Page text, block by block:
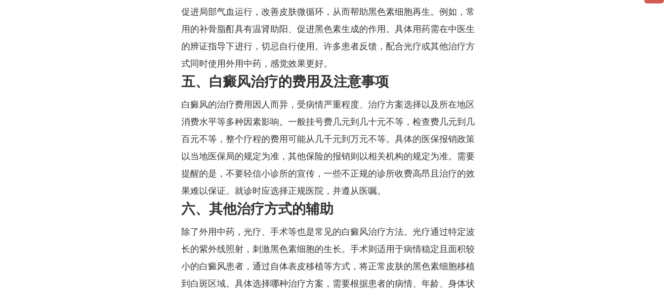
促进局部气血运行，改善皮肤微循环，从而帮助黑色素细胞再生。例如，常
用的补骨脂酊具有温肾助阳、促进黑色素生成的作用。具体用药需在中医生
的辨证指导下进行，切忌自行使用。许多患者反馈，配合光疗或其他治疗方
式同时使用外用中药，感觉效果更好。
五、白癜风治疗的费用及注意事项
白癜风的治疗费用因人而异，受病情严重程度、治疗方案选择以及所在地区
消费水平等多种因素影响。一般挂号费几元到几十元不等，检查费几元到几
百元不等，整个疗程的费用可能从几千元到万元不等。具体的医保报销政策
以当地医保局的规定为准，其他保险的报销则以相关机构的规定为准。需要
提醒的是，不要轻信小诊所的宣传，一些不正规的诊所收费高昂且治疗的效
果难以保证。就诊时应选择正规医院，并遵从医嘱。
六、其他治疗方式的辅助
除了外用中药，光疗、手术等也是常见的白癜风治疗方法。光疗通过特定波
长的紫外线照射，刺激黑色素细胞的生长。手术则适用于病情稳定且面积较
小的白癜风患者，通过自体表皮移植等方式，将正常皮肤的黑色素细胞移植
到白斑区域。具体选择哪种治疗方案，需要根据患者的病情、年龄、身体状